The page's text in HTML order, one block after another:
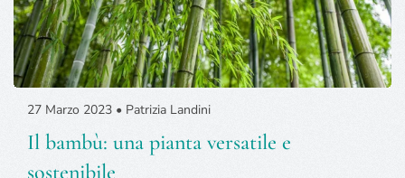
27 Marzo 2023 • Patrizia Landini
Il bambù: una pianta versatile e
sostenibile